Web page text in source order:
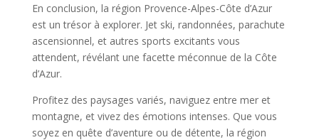
En conclusion, la région Provence-Alpes-Côte d’Azur
est un trésor à explorer. Jet ski, randonnées, parachute
ascensionnel, et autres sports excitants vous
attendent, révélant une facette méconnue de la Côte
d’Azur.
Profitez des paysages variés, naviguez entre mer et
montagne, et vivez des émotions intenses. Que vous
soyez en quête d’aventure ou de détente, la région